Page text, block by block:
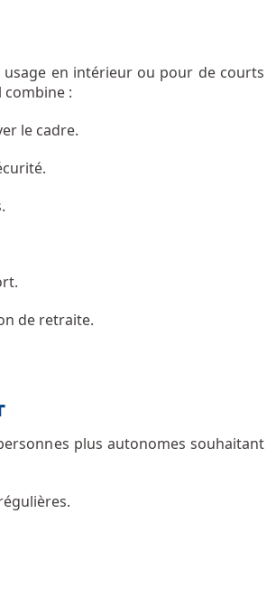
en intérieur ou pour de courts
:
le cadre.
de retraite.
plus autonomes souhaitant